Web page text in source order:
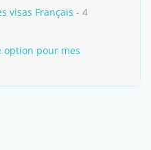
visas Français - 4
option pour mes